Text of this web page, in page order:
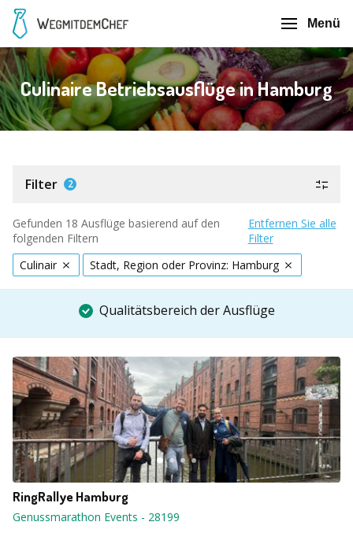
Menü
Culinaire Betriebsausflüge in Hamburg
Filter 2
Gefunden 18 Ausflüge basierend auf den
folgenden Filtern
Entfernen Sie alle
Filter
Culinair
Stadt, Region oder Provinz: Hamburg
Qualitätsbereich der Ausflüge
RingRallye Hamburg
Genussmarathon Events - 28199